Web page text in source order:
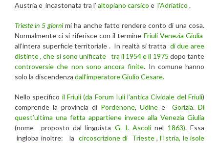
Austria e incastonata tra l’ altopiano carsico e l’Adriatico .
Trieste in 5 giornimi ha anche fatto rendere conto di una cosa.
Normalmente ci si riferisce con il termine Friuli Venezia Giulia
all’intera superficie territoriale . In realtà si tratta di due aree
distinte , che si sono unificate tra il 1954 e il 1975 dopo tante
controversie che non sono ancora finite. In comune hanno
solo la discendenza dall’imperatore Giulio Cesare.
Nello specifico il Friuli (da Forum Iuli l’antica Cividale del Friuli)
comprende la provincia di Pordenone, Udine e Gorizia. Di
quest’ultima una fetta appartiene invece alla Venezia Giulia
(nome proposto dal linguista G. I. Ascoli nel 1863). Essa
ingloba inoltre: la circoscrizione di Trieste,l’Istria, le isole